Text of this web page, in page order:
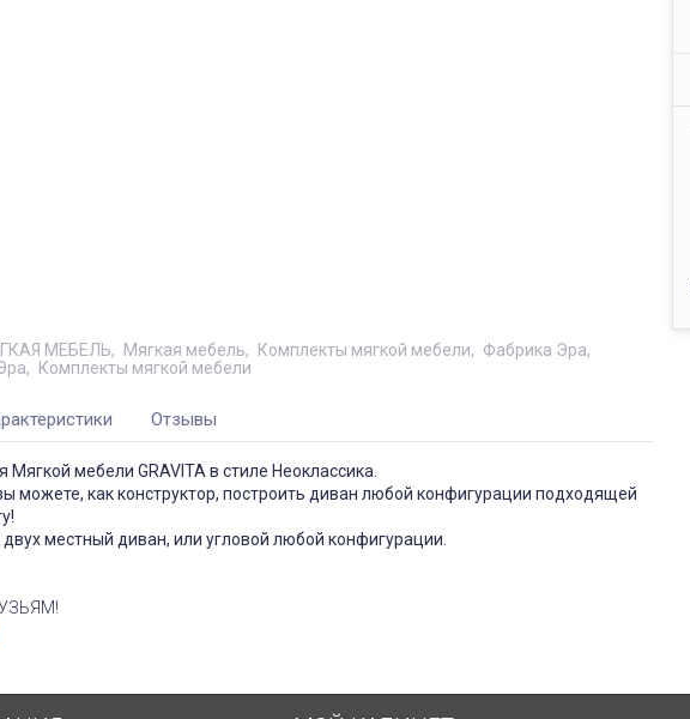
МЕБЕЛЬ Мягкая мебель Комплекты мягкой мебели
Фабрика Эра
Комплекты мягкой мебели
Отзывы
Мягкой мебели GRAVITA в стиле Неоклассика.
можете, как конструктор, построить диван любой конфигурации подходящей
местный диван, или угловой любой конфигурации.